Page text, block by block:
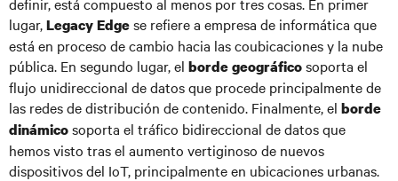
lugar,Legacy Edgese refiere a empresa de informática que
está en proceso de cambio hacia las coubicaciones y la nube
pública. En segundo lugar, el borde geográficosoporta el
flujo unidireccional de datos que procede principalmente de
las redes de distribución de contenido. Finalmente, el borde
dinámicosoporta el tráfico bidireccional de datos que
hemos visto tras el aumento vertiginoso de nuevos
dispositivos del IoT, principalmente en ubicaciones urbanas.